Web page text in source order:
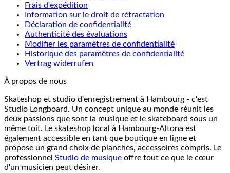
Frais d'expédition
Information sur le droit de rétractation
Déclaration de confidentialité
Authenticité des évaluations
Modifier les paramètres de confidentialité
Historique des paramètres de confidentialité
Vertrag widerrufen
À propos de nous
Skateshop et studio d'enregistrement à Hambourg - c'est
Studio Longboard. Un concept unique au monde réunit les
deux passions que sont la musique et le skateboard sous un
même toit. Le skateshop local à Hambourg-Altona est
également accessible en tant que boutique en ligne et
propose un grand choix de planches, accessoires compris. Le
professionnel Studio de musique offre tout ce que le cœur
d'un musicien peut désirer.